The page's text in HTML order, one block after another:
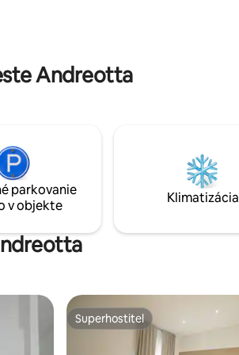
Andreotta
parkovanie
v objekte
Klimatizácia
Superhostiteľ
Superhostiteľ